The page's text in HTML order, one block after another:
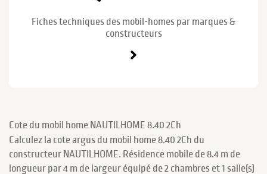
Fiches techniques des mobil-homes par marques &
constructeurs
Cote du mobil home NAUTILHOME 8.40 2Ch
Calculez la cote argus du mobil home 8.40 2Ch du
constructeur NAUTILHOME. Résidence mobile de 8.4 m de
longueur par 4 m de largeur équipé de 2 chambres et 1 salle(s)